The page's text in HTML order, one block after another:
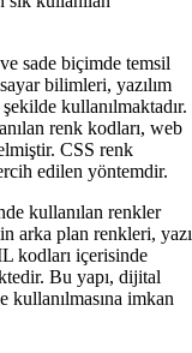
sade biçimde temsil
bilimleri, yazılım
kullanılmaktadır.
renk kodları, web
CSS renk
edilen yöntemdir.
kullanılan renkler
arka plan renkleri, yazı
kodları içerisinde
Bu yapı, dijital
kullanılmasına imkan